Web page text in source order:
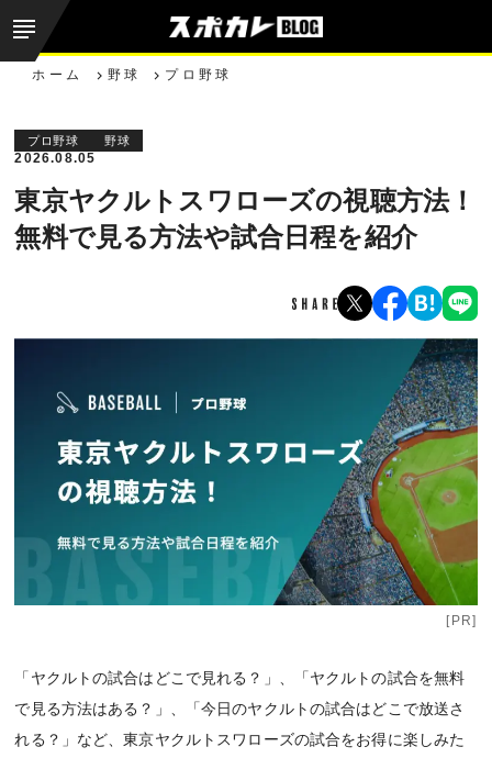
ホーム 野球 プロ野球
プロ野球 野球
2026.08.05
東京ヤクルトスワローズの視聴方法！
無料で見る方法や試合日程を紹介
[PR]
「ヤクルトの試合はどこで見れる？」、「ヤクルトの試合を無料
で見る方法はある？」、「今日のヤクルトの試合はどこで放送さ
れる？」など、東京ヤクルトスワローズの試合をお得に楽しみた